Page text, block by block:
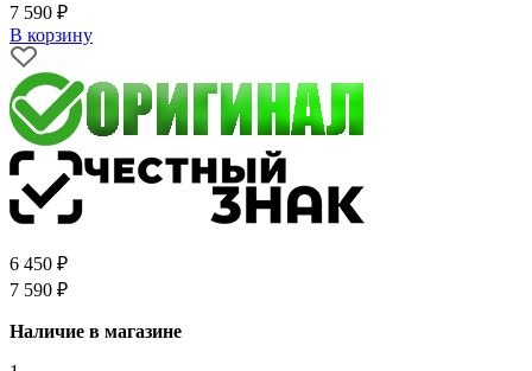
7 590 ₽
В корзину
6 450 ₽
7 590 ₽
Наличие в магазине